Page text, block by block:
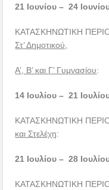
21 Ιουνίου – 24
ΚΑΤΑΣΚΗΝΩΤΙΚΗ
Στ’ Δημοτικού,
Α’, Β’ και Γ’ Γυμνασίου:
14 Ιουλίου – 21
ΚΑΤΑΣΚΗΝΩΤΙΚΗ
και Στελέχη:
21 Ιουλίου – 28
ΚΑΤΑΣΚΗΝΩΤΙΚΗ